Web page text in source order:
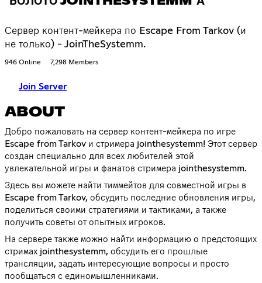
Сервер контент-мейкера по Escape From Tarkov (и
не только) - JoinTheSystemm.
946 Online 7,298 Members
Join Server
ABOUT
Добро пожаловать на сервер контент-мейкера по игре
Escape from Tarkov и стримера jointhesystemm! Этот сервер
создан специально для всех любителей этой
увлекательной игры и фанатов стримера jointhesystemm.
Здесь вы можете найти тиммейтов для совместной игры в
Escape from Tarkov, обсудить последние обновления игры,
поделиться своими стратегиями и тактиками, а также
получить советы от опытных игроков.
На сервере также можно найти информацию о предстоящих
стримах jointhesystemm, обсудить его прошлые
трансляции, задать интересующие вопросы и просто
пообщаться с единомышленниками.